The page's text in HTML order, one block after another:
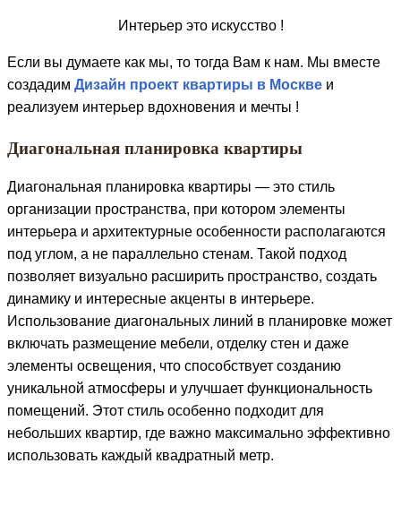
Интерьер это искусство !
Если вы думаете как мы, то тогда Вам к нам. Мы вместе
создадим Дизайн проект квартиры в Москве и
реализуем интерьер вдохновения и мечты !
Диагональная планировка квартиры
Диагональная планировка квартиры — это стиль
организации пространства, при котором элементы
интерьера и архитектурные особенности располагаются
под углом, а не параллельно стенам. Такой подход
позволяет визуально расширить пространство, создать
динамику и интересные акценты в интерьере.
Использование диагональных линий в планировке может
включать размещение мебели, отделку стен и даже
элементы освещения, что способствует созданию
уникальной атмосферы и улучшает функциональность
помещений. Этот стиль особенно подходит для
небольших квартир, где важно максимально эффективно
использовать каждый квадратный метр.